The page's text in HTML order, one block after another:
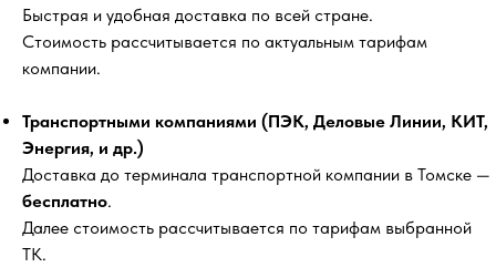
Быстрая и удобная доставка по всей стране.
Стоимость рассчитывается по актуальным тарифам
компании.
Транспортными компаниями (ПЭК, Деловые Линии, КИТ,
Энергия, и др.)
Доставка до терминала транспортной компании в Томске —
бесплатно.
Далее стоимость рассчитывается по тарифам выбранной
ТК.